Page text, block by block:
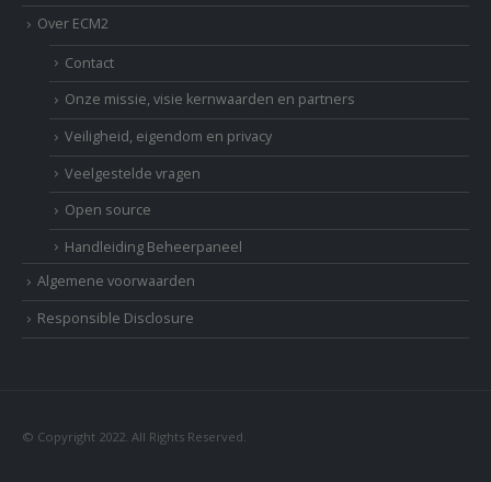
Over ECM2
Contact
Onze missie, visie kernwaarden en partners
Veiligheid, eigendom en privacy
Veelgestelde vragen
Open source
Handleiding Beheerpaneel
Algemene voorwaarden
Responsible Disclosure
© Copyright 2022. All Rights Reserved.